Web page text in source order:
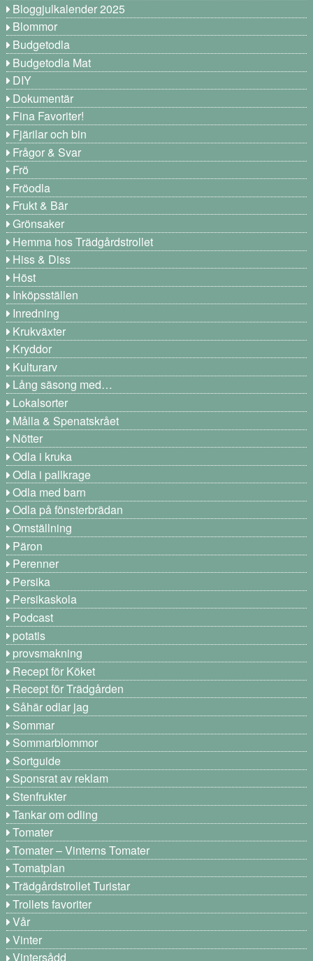
Bloggjulkalender 2025
Blommor
Budgetodla
Budgetodla Mat
DIY
Dokumentär
Fina Favoriter!
Fjärilar och bin
Frågor & Svar
Frö
Fröodla
Frukt & Bär
Grönsaker
Hemma hos Trädgårdstrollet
Hiss & Diss
Höst
Inköpsställen
Inredning
Krukväxter
Kryddor
Kulturarv
Lång säsong med…
Lokalsorter
Målla & Spenatskrået
Nötter
Odla i kruka
Odla i pallkrage
Odla med barn
Odla på fönsterbrädan
Omställning
Päron
Perenner
Persika
Persikaskola
Podcast
potatis
provsmakning
Recept för Köket
Recept för Trädgården
Såhär odlar jag
Sommar
Sommarblommor
Sortguide
Sponsrat av reklam
Stenfrukter
Tankar om odling
Tomater
Tomater – Vinterns Tomater
Tomatplan
Trädgårdstrollet Turistar
Trollets favoriter
Vår
Vinter
Vintersådd